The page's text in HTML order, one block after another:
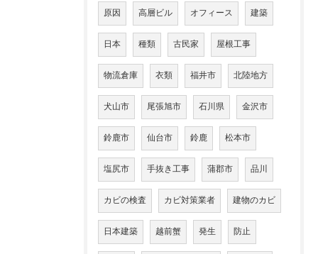
原因 高層ビル オフィース 建築
日本 種類 古民家 屋根工事
物流倉庫 衣類 福井市 北陸地方
犬山市 尾張旭市 石川県 金沢市
鈴鹿市 仙台市 鈴鹿 松本市
塩尻市 手抜き工事 蒲郡市 品川
カビの検査 カビ対策業者 建物のカビ
日本建築 越前蟹 発生 防止